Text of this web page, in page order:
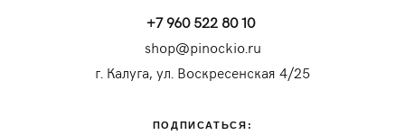
+7 960 522 80 10
shop@pinockio.ru
г. Калуга, ул. Воскресенская 4/25
ПОДПИСАТЬСЯ: